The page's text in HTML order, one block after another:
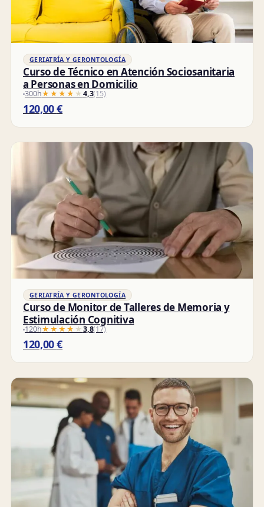
GERIATRÍA Y GERONTOLOGÍA
Curso de Técnico en Atención Sociosanitaria
a Personas en Domicilio
300h★★★★★
★★★★★4,3(15)
120,00€
GERIATRÍA Y GERONTOLOGÍA
Curso de Monitor de Talleres de Memoria y
Estimulación Cognitiva
120h★★★★★
★★★★★3,8(17)
120,00€